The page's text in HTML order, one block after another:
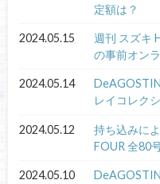
定額は？
2024.05.15
週刊 スズキ
の事前オン
2024.05.14
レイコレク
2024.05.12
持ち込みに
FOUR 全80
2024.05.10